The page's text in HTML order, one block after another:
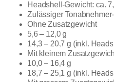
Headshell-Gewicht: ca.
Zulässiger
Ohne Zusatzgewicht
5,6 – 12,0 g
14,3 – 20,7 g (inkl.
Mit kleinem
10,0 – 16,4 g
18,7 – 25,1 g (inkl.